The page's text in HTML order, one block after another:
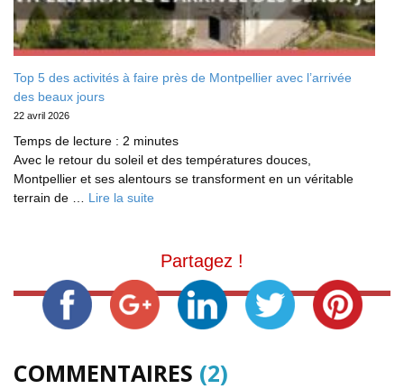
Top 5 des activités à faire près de Montpellier avec l’arrivée
des beaux jours
22 avril 2026
Temps de lecture : 2 minutes
Avec le retour du soleil et des températures douces,
Montpellier et ses alentours se transforment en un véritable
terrain de … Lire la suite
Partagez !
COMMENTAIRES (2)